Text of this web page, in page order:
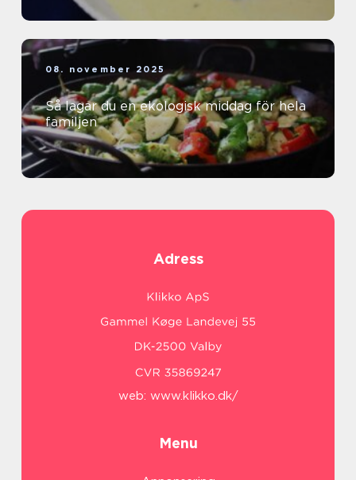
08. november 2025
Så lagar du en ekologisk middag för hela
familjen
Adress
web: www.klikko.dk/
Menu